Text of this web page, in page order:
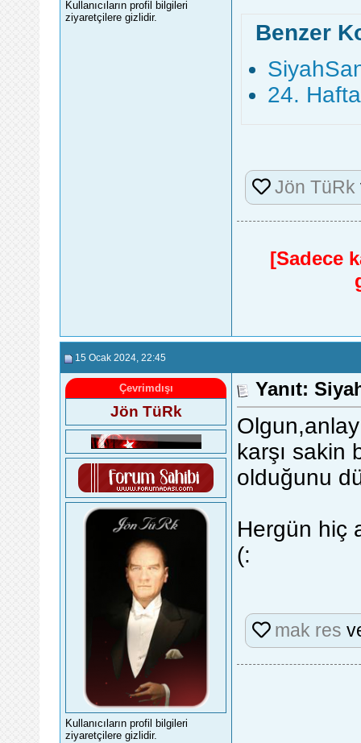
Kullanıcıların profil bilgileri
ziyaretçilere gizlidir.
Benzer
24.
Jön TüRk
[Sadece
15 Ocak 2024 , 22:45
Çevrimdışı
Jön TüRk
Kullanıcıların profil bilgileri
ziyaretçilere gizlidir.
Yanıt:
karşı sakin
olduğunu
Hergün hiç
(:
mak res